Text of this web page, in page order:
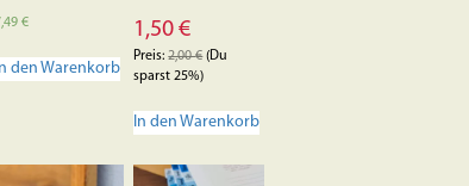
€
den Warenkorb
1,50€
Preis:2,00€(Du
sparst 25%)
In den Warenkorb